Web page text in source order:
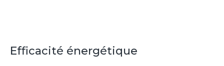
Efficacité énergétique